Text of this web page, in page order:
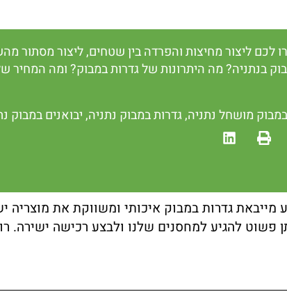
לכם ליצור מחיצות והפרדה בין שטחים, ליצור מסתור
בנתניה? מה היתרונות של גדרות במבוק? ומה המחיר
מושחל נתניה,גדרות במבוק נתניה,יבואנים במבוק
גדרות במבוק איכותי ומשווקת את מוצריה
פשוט להגיע למחסנים שלנו ולבצע רכישה ישירה.